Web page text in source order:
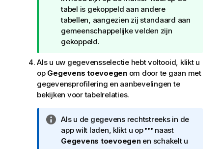
tabel is gekoppeld aan andere
tabellen, aangezien zij standaard aan
gemeenschappelijke velden zijn
gekoppeld.
Als u uw gegevensselectie hebt voltooid, klikt u
op Gegevens toevoegenom door te gaan met
gegevensprofilering en aanbevelingen te
bekijken voor tabelrelaties.
I
n
f
Als u de gegevens rechtstreeks in de
app wilt laden, klikt u op
naast
Gegevens toevoegenen schakelt u